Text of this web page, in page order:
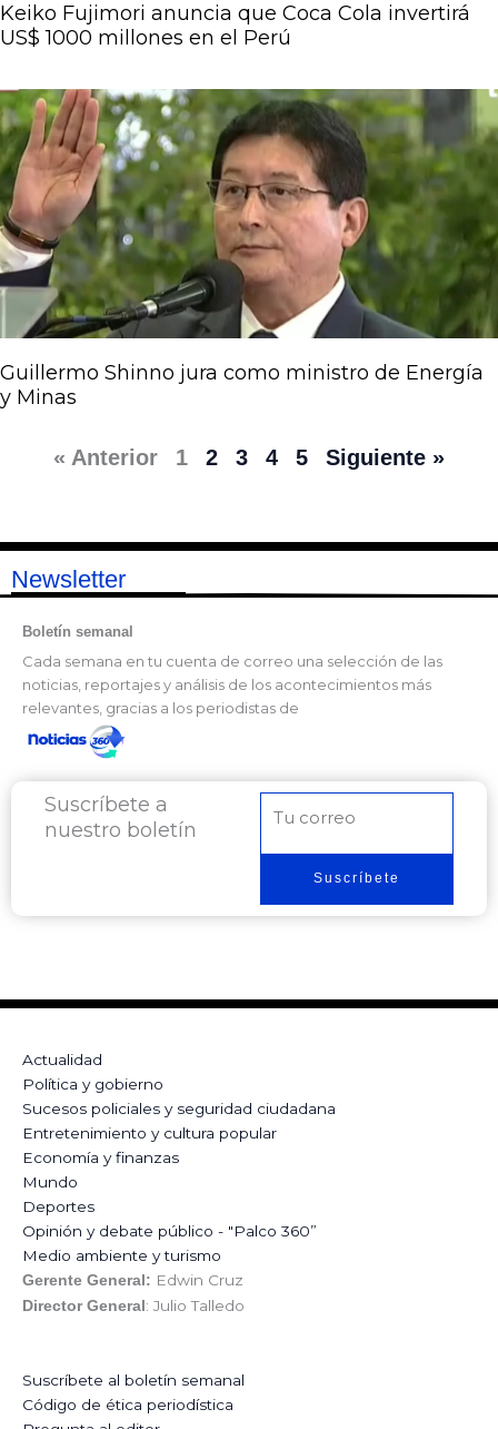
Keiko Fujimori anuncia que Coca Cola invertirá
US$ 1000 millones en el Perú
Guillermo Shinno jura como ministro de Energía
y Minas
« Anterior 1 2 3 4 5 Siguiente »
Newsletter
Boletín semanal
Cada semana en tu cuenta de correo una selección de las
noticias, reportajes y análisis de los acontecimientos más
relevantes, gracias a los periodistas de
Suscríbete a
nuestro boletín
electrónico
Suscríbete
Actualidad
Política y gobierno
Sucesos policiales y seguridad ciudadana
Entretenimiento y cultura popular
Economía y finanzas
Mundo
Deportes
Opinión y debate público - "Palco 360”
Medio ambiente y turismo
Gerente General: Edwin Cruz
Director General : Julio Talledo
Suscríbete al boletín semanal
Código de ética periodística